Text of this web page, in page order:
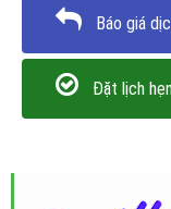
Báo giá
Đặt lịch